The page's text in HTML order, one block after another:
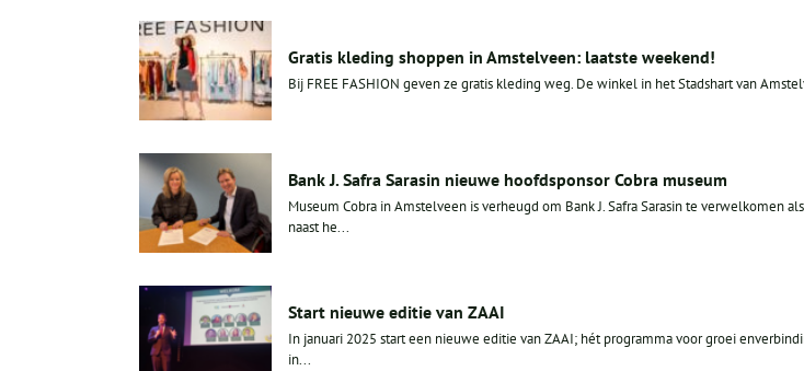
Gratis kleding shoppen in Amstelveen: laatste weekend!
Bij FREE FASHION geven ze gratis kleding weg. De winkel in het Stadshart van
Bank J. Safra Sarasin nieuwe hoofdsponsor Cobra museum
Museum Cobra in Amstelveen is verheugd om Bank J. Safra Sarasin te verwelkomen
naast he...
Start nieuwe editie van ZAAI
In januari 2025 start een nieuwe editie van ZAAI; hét programma voor groei
in...